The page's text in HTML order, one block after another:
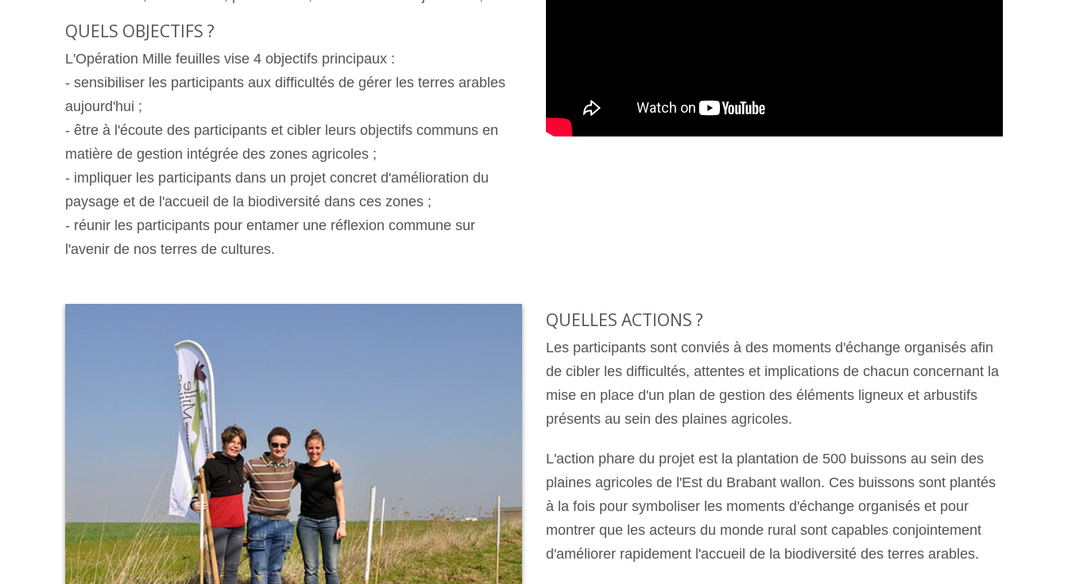
QUELS OBJECTIFS ?
L'Opération Mille feuilles vise 4 objectifs principaux :
- sensibiliser les participants aux difficultés de gérer les terres arables
aujourd'hui ;
- être à l'écoute des participants et cibler leurs objectifs communs en
matière de gestion intégrée des zones agricoles ;
- impliquer les participants dans un projet concret d'amélioration du
paysage et de l'accueil de la biodiversité dans ces zones ;
- réunir les participants pour entamer une réflexion commune sur
l'avenir de nos terres de cultures.
QUELLES ACTIONS ?
Les participants sont conviés à des moments d'échange organisés afin
de cibler les difficultés, attentes et implications de chacun concernant la
mise en place d'un plan de gestion des éléments ligneux et arbustifs
présents au sein des plaines agricoles.
L'action phare du projet est la plantation de 500 buissons au sein des
plaines agricoles de l'Est du Brabant wallon. Ces buissons sont plantés
à la fois pour symboliser les moments d'échange organisés et pour
montrer que les acteurs du monde rural sont capables conjointement
d'améliorer rapidement l'accueil de la biodiversité des terres arables.